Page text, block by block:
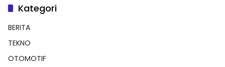
Kategori
BERITA
TEKNO
OTOMOTIF